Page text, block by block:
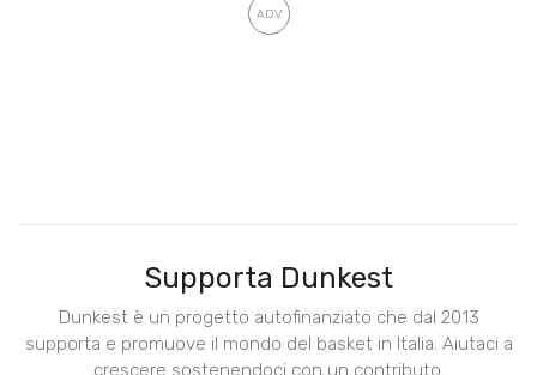
Supporta Dunkest
Dunkest è un progetto autofinanziato che dal 2013
supporta e promuove il mondo del basket in Italia. Aiutaci a
crescere sostenendoci con un contributo.